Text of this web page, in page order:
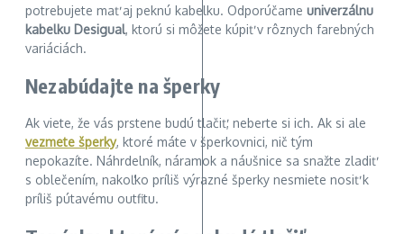
potrebujete mať aj peknú kabelku. Odporúčame univerzálnu
kabelku Desigual, ktorú si môžete kúpiť v rôznych farebných
variáciách.
Nezabúdajte na šperky
Ak viete, že vás prstene budú tlačiť, neberte si ich. Ak si ale
vezmete šperky, ktoré máte v šperkovnici, nič tým
nepokazíte. Náhrdelník, náramok a náušnice sa snažte zladiť
s oblečením, nakoľko príliš výrazné šperky nesmiete nosiť k
príliš pútavému outfitu.